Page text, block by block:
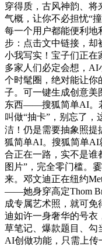
穿得质，古风神韵、
气概，让你不必担忧“
每一个用户都能便利地
步：点击文中链接，却
小我写实！宝子们正在
多家人们必定会想，AI
个时髦圈，绝对能让你
子。可一键生成创意美
东西——搜狐简单AI。
叫做“抽卡”，别忘了
洁！仍是需要抽象照提
狐简单AI。搜狐简单AI
合正在一路，实不是谁
图片”，完全零门槛。
来。邓文迪正在纽约
——她身穿高定Thom
成专属艺术照，就可
迪如许一身奢华的号衣
草笔记、爆款题目、
AI创做功能，只需上